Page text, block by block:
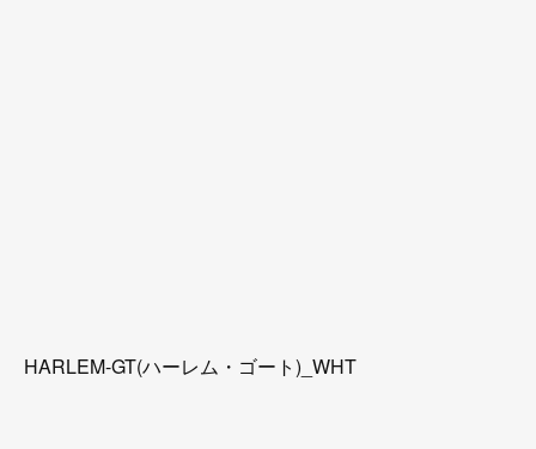
HARLEM-GT(ハーレム・ゴート)_WHT